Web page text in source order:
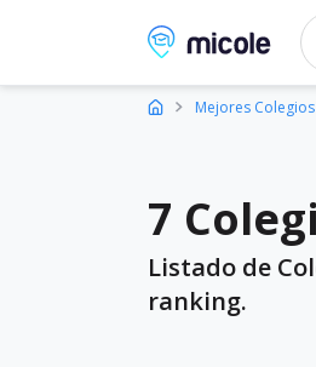
Micole, buscador
Mejores
7
Listado de
ranking.